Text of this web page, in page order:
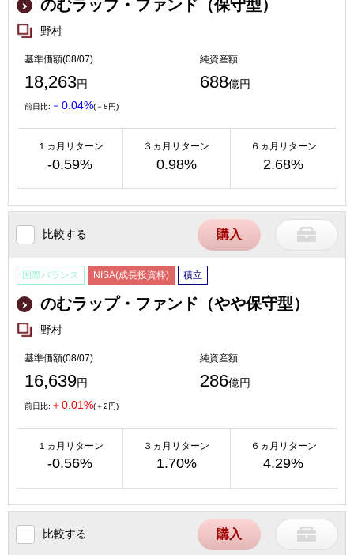
のむラップ・ファンド（保守型）
野村
基準価額(08/07)
18,263円
純資産額
688億円
前日比: －0.04%(－8円)
１ヵ月リターン
-0.59%
３ヵ月リターン
0.98%
６ヵ月リターン
2.68%
比較する 購入
国際バランス NISA(成長投資枠) 積立
のむラップ・ファンド（やや保守型）
野村
基準価額(08/07)
16,639円
純資産額
286億円
前日比: ＋0.01%(＋2円)
１ヵ月リターン
-0.56%
３ヵ月リターン
1.70%
６ヵ月リターン
4.29%
比較する 購入